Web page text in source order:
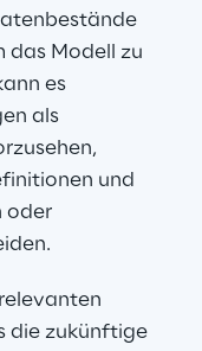
das Modell zu
es
als
und
oder
die zukünftige